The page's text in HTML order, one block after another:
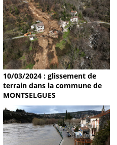
10/03/2024 : glissement de
terrain dans la commune de
MONTSELGUES